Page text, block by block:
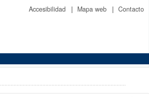
Accesibilidad | Mapa web | Contacto